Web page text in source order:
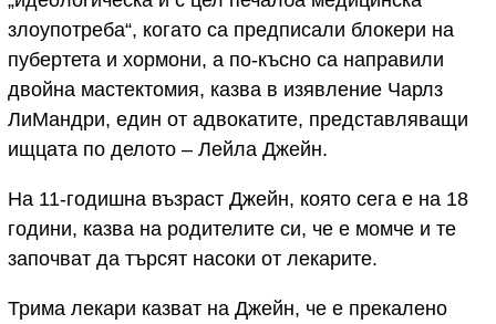
злоупотреба“, когато са предписали блокери на
пубертета и хормони, а по-късно са направили
двойна мастектомия, казва в изявление Чарлз
ЛиМандри, един от адвокатите, представляващи
ищцата по делото – Лейла Джейн.
На 11-годишна възраст Джейн, която сега е на 18
години, казва на родителите си, че е момче и те
започват да търсят насоки от лекарите.
Трима лекари казват на Джейн, че е прекалено